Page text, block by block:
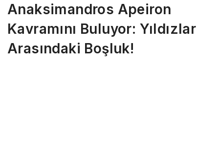
Anaksimandros Apeiron
Kavramını Buluyor: Yıldızlar
Arasındaki Boşluk!